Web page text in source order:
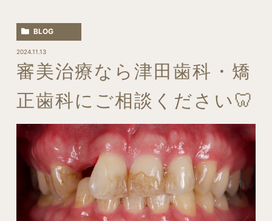
BLOG
2024.11.13
審美治療なら津田歯科・矯
正歯科にご相談ください🦷